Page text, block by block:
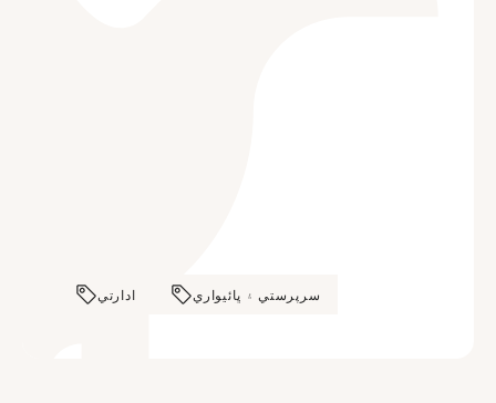
ادارتي سرپرستي ۽ ڀائيواري